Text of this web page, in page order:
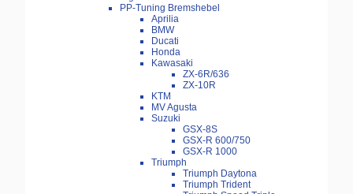
PP-Tuning Bremshebel
Aprilia
BMW
Ducati
Honda
Kawasaki
ZX-6R/636
ZX-10R
KTM
MV Agusta
Suzuki
GSX-8S
GSX-R 600/750
GSX-R 1000
Triumph
Triumph Daytona
Triumph Trident